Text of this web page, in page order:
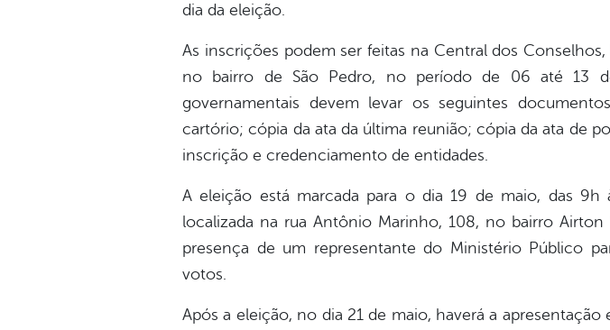
dia da eleição.
As inscrições podem ser feitas na Central dos
no bairro de São Pedro, no período de 06 até 13
governamentais devem levar os seguintes
cartório; cópia da ata da última reunião; cópia da ata de
inscrição e credenciamento de entidades.
A eleição está marcada para o dia 19 de maio, das 9h
localizada na rua Antônio Marinho, 108, no bairro
presença de um representante do Ministério Público
votos.
Após a eleição, no dia 21 de maio, haverá a